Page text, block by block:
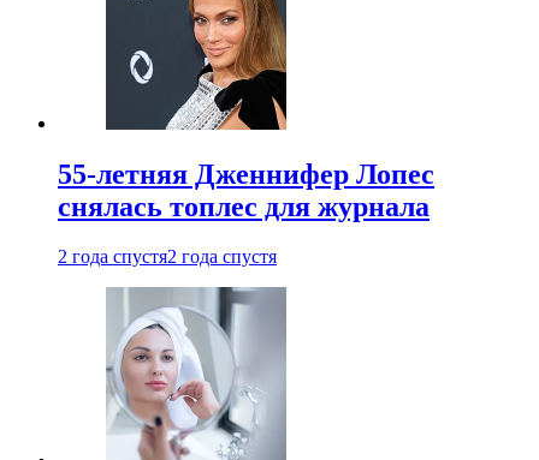
55-летняя Дженнифер Лопес
снялась топлес для журнала
2 года спустя2 года спустя